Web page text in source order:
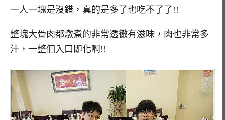
一人一塊是沒錯，真的是多了也吃不了了!!
整塊大骨肉都燉煮的非常透徹有滋味，肉也非常多
汁，一整個入口即化啊!!